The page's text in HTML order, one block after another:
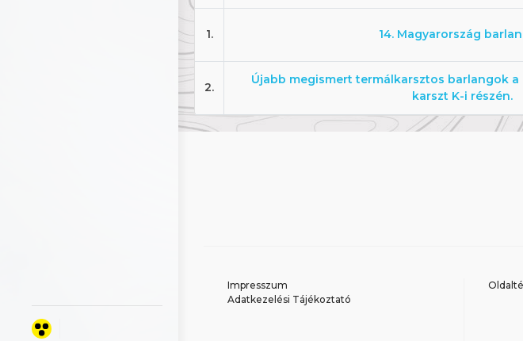
1. 14. Magyarország
2.
Újabb megismert termálkarsztos barlangok
karszt K-i részén.
Impresszum
Adatkezelési Tájékoztató